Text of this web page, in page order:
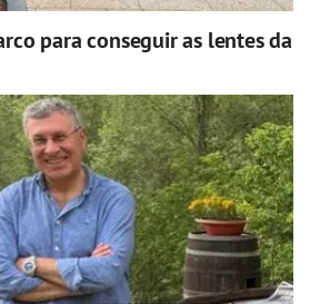
para conseguir as lentes da